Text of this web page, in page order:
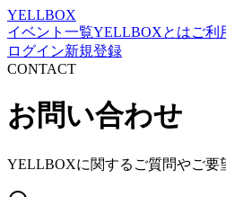
YELLBOX
イベント一覧YELLBOXとはご利
ログイン新規登録
CONTACT
お問い合わせ
YELLBOXに関するご質問やご要